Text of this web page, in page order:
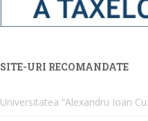
SITE-URI RECOMANDATE
Universitatea ”Alexandru Ioan